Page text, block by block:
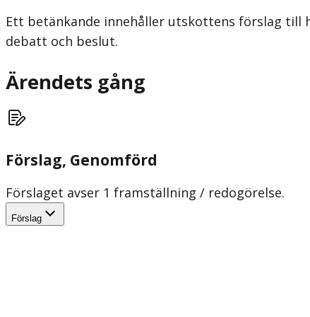
Ett betänkande innehåller utskottens förslag till
debatt och beslut.
Ärendets gång
Förslag, Genomförd
Förslaget avser 1 framställning / redogörelse.
Förslag